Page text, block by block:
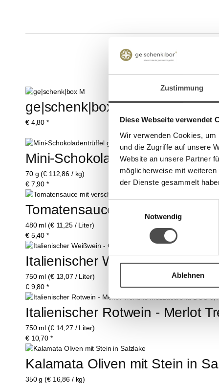
Zustimmung
Diese Webseite verwendet
Wir verwenden Cookies,
und die Zugriffe auf unsere
Website an unsere Partner
möglicherweise mit
der Dienste gesammelt
Notwendig
Ablehnen
ge|schenk|box M
€ 4,80 *
Nudel-
100 g (€ 45,00 / kg)
€ 4,50 *
Mini-Schokoladentrüffel
70 g (€ 112,86 / kg)
€ 7,90 *
Tomatensauce mit versch.
480 ml (€ 11,25 / Liter)
€ 5,40 *
Italienischer Weißwein -
750 ml (€ 13,07 / Liter)
€ 9,80 *
Italienischer Rotwein - Merlot
750 ml (€ 14,27 / Liter)
€ 10,70 *
Kalamata Oliven mit Stein in
350 g (€ 16,86 / kg)